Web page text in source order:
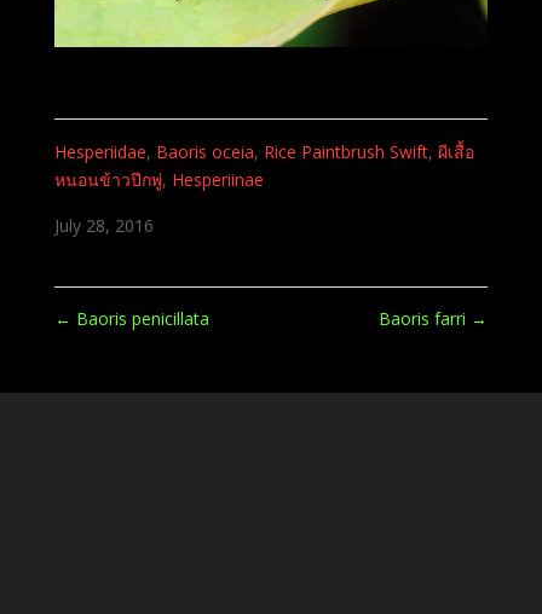
Hesperiidae, Baoris oceia, Rice Paintbrush Swift, ผีเสื้อ
หนอนข้าวปีกพู่, Hesperiinae
July 28, 2016
← Baoris penicillata Baoris farri →